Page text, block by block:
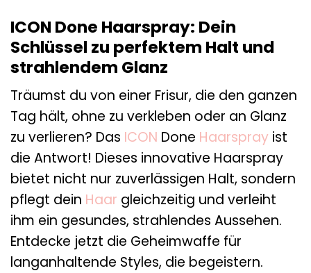
ICON Done Haarspray: Dein
Schlüssel zu perfektem Halt und
strahlendem Glanz
Träumst du von einer Frisur, die den ganzen
Tag hält, ohne zu verkleben oder an Glanz
zu verlieren? Das ICON Done Haarspray ist
die Antwort! Dieses innovative Haarspray
bietet nicht nur zuverlässigen Halt, sondern
pflegt dein Haar gleichzeitig und verleiht
ihm ein gesundes, strahlendes Aussehen.
Entdecke jetzt die Geheimwaffe für
langanhaltende Styles, die begeistern.